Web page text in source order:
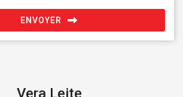
ENVOYER
Vera Leite